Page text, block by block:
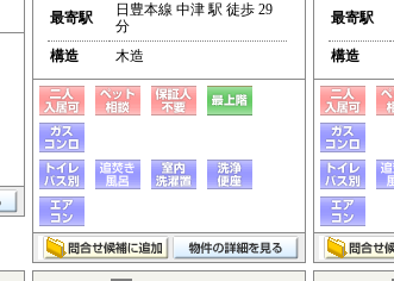
最寄駅
日豊本線 中津 駅 徒歩 29
分
構造
木造
最寄駅
構造